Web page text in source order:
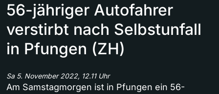
56-jähriger Autofahrer
verstirbt nach Selbstunfall
in Pfungen (ZH)
Sa 5. November 2022, 12.11 Uhr
Am Samstagmorgen ist in Pfungen ein 56-